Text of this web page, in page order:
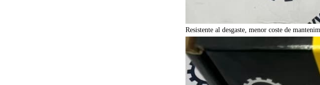
Resistente al desgaste, menor coste de